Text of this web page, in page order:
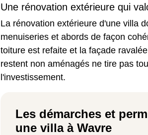
Une rénovation extérieure qui
La rénovation extérieure d'une villa
menuiseries et abords de façon
toiture est refaite et la façade
restent non aménagés ne tire pas
l'investissement.
Les démarches et
une villa à Wavre